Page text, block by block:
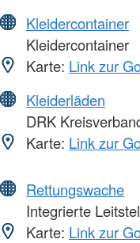
Kleidercontainer
Kleidercontainer
Karte: Link zur
Kleiderläden
DRK
Karte: Link zur
Rettungswache
Integrierte
Karte: Link zur